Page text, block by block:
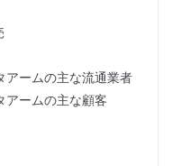
アームの主な流通業者
アームの主な顧客